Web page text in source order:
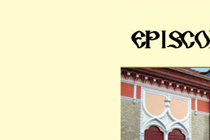
Sari
navigare